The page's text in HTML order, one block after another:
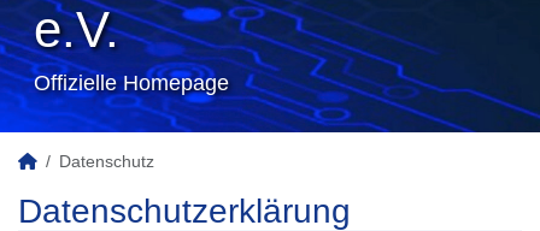
e.V.
Offizielle Homepage
Datenschutz
Datenschutzerklärung